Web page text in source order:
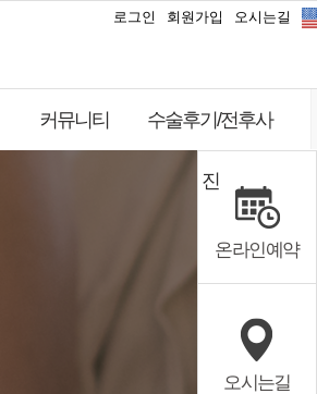
온라인예약
오시는길
로그인 회원가입 오시는길
커뮤니티 수술후기/전후사
진